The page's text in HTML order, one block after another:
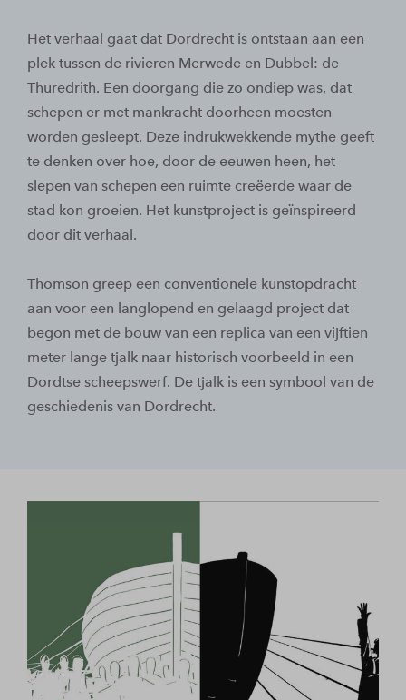
Het verhaal gaat dat Dordrecht is ontstaan aan een
plek tussen de rivieren Merwede en Dubbel: de
Thuredrith. Een doorgang die zo ondiep was, dat
schepen er met mankracht doorheen moesten
worden gesleept. Deze indrukwekkende mythe geeft
te denken over hoe, door de eeuwen heen, het
slepen van schepen een ruimte creëerde waar de
stad kon groeien. Het kunstproject is geïnspireerd
door dit verhaal.
Thomson greep een conventionele kunstopdracht
aan voor een langlopend en gelaagd project dat
begon met de bouw van een replica van een vijftien
meter lange tjalk naar historisch voorbeeld in een
Dordtse scheepswerf. De tjalk is een symbool van de
geschiedenis van Dordrecht.